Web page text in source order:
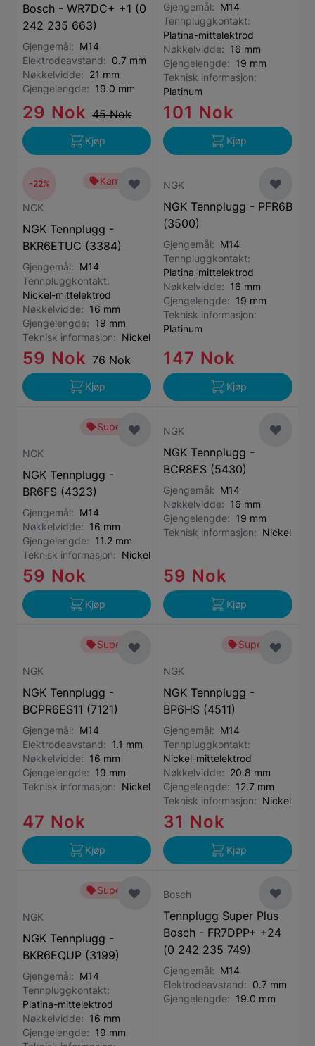
Bosch - WR7DC+ +1 (0
242 235 663)
Gjengemål: M14
Elektrodeavstand: 0.7 mm
Nøkkelvidde: 21 mm
Gjengelengde: 19.0 mm
29 Nok 45 Nok
Kjøp
Gjengemål: M14
Tennpluggkontakt:
Platina-mittelektrod
Nøkkelvidde: 16 mm
Gjengelengde: 19 mm
Teknisk informasjon:
Platinum
101 Nok
Kjøp
Kampanje
NGK
NGK Tennplugg -
BKR6ETUC (3384)
Gjengemål: M14
Tennpluggkontakt:
Nickel-mittelektrod
Nøkkelvidde: 16 mm
Gjengelengde: 19 mm
Teknisk informasjon: Nickel
59 Nok 76 Nok
-22%
Kjøp
NGK
NGK Tennplugg - PFR6B
(3500)
Gjengemål: M14
Tennpluggkontakt:
Platina-mittelektrod
Nøkkelvidde: 16 mm
Gjengelengde: 19 mm
Teknisk informasjon:
Platinum
147 Nok
Kjøp
Superbillig
NGK
NGK Tennplugg -
BR6FS (4323)
Gjengemål: M14
Nøkkelvidde: 16 mm
Gjengelengde: 11.2 mm
Teknisk informasjon: Nickel
59 Nok
Kjøp
NGK
NGK Tennplugg -
BCR8ES (5430)
Gjengemål: M14
Nøkkelvidde: 16 mm
Gjengelengde: 19 mm
Teknisk informasjon: Nickel
59 Nok
Kjøp
Superbillig
NGK
NGK Tennplugg -
BCPR6ES11 (7121)
Gjengemål: M14
Elektrodeavstand: 1.1 mm
Nøkkelvidde: 16 mm
Gjengelengde: 19 mm
Teknisk informasjon: Nickel
47 Nok
Kjøp
Superbillig
NGK
NGK Tennplugg -
BP6HS (4511)
Gjengemål: M14
Tennpluggkontakt:
Nickel-mittelektrod
Nøkkelvidde: 20.8 mm
Gjengelengde: 12.7 mm
Teknisk informasjon: Nickel
31 Nok
Kjøp
Superbillig
NGK
NGK Tennplugg -
BKR6EQUP (3199)
Gjengemål: M14
Tennpluggkontakt:
Platina-mittelektrod
Nøkkelvidde: 16 mm
Gjengelengde: 19 mm
Bosch
Tennplugg Super Plus
Bosch - FR7DPP+ +24
(0 242 235 749)
Gjengemål: M14
Elektrodeavstand: 0.7 mm
Gjengelengde: 19.0 mm